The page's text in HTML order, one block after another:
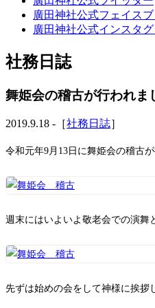
廣田神社公式フェイスブ
廣田神社公式インスタグ
社務日誌
舞姫会の稽古が行われま
2019.9.18 -［社務日誌］
令和元年9月13日に舞姫会の稽古が
週末にはいよいよ敬老会での演舞
先ずは始めの会をして神様に挨拶